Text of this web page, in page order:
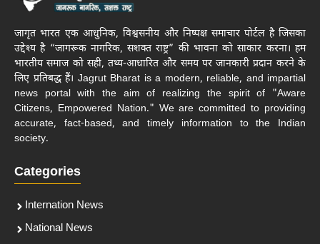
जागृत भारत एक आधुनिक, विश्वसनीय और निष्पक्ष समाचार पोर्टल है जिसका
उद्देश्य है “जागरूक नागरिक, सशक्त राष्ट्र” की भावना को साकार करना। हम
भारतीय समाज को सही, तथ्य-आधारित और समय पर जानकारी प्रदान करने के
लिए प्रतिबद्ध हैं। Jagrut Bharat is a modern, reliable, and impartial
news portal with the aim of realizing the spirit of "Aware
Citizens, Empowered Nation." We are committed to providing
accurate, fact-based, and timely information to the Indian
society.
Categories
Internation News
National News